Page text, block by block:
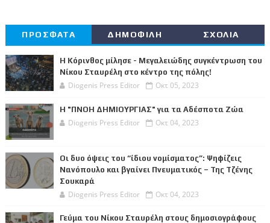
ΠΡΟΣΦΑΤΑ ΔΗΜΟΦΙΛΗ ΣΧΟΛΙΑ
Η Κόρινθος μίλησε - Μεγαλειώδης συγκέντρωση του
Νίκου Σταυρέλη στο κέντρο της πόλης!
Diogenis Press Editor Οκτ 05, 2023
Η "ΠΝΟΗ ΔΗΜΙΟΥΡΓΙΑΣ" για τα Αδέσποτα Ζώα
Diogenis Press Editor Οκτ 04, 2023
Οι δυο όψεις του “ίδιου νομίσματος”: Ψηφίζεις
Νανόπουλο και βγαίνει Πνευματικός – Της Τζένης
Σουκαρά
Diogenis Press Editor Οκτ 04, 2023
Γεύμα του Νίκου Σταυρέλη στους δημοσιογράφους